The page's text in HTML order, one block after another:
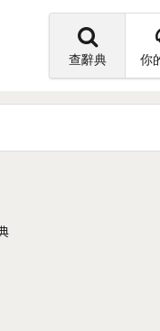
查辭典 你